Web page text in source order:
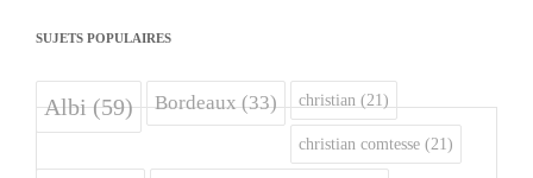
SUJETS POPULAIRES
Albi(59) Bordeaux(33) christian (21)
christian comtesse (21)